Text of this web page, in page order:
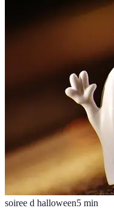
soiree d halloween5 min